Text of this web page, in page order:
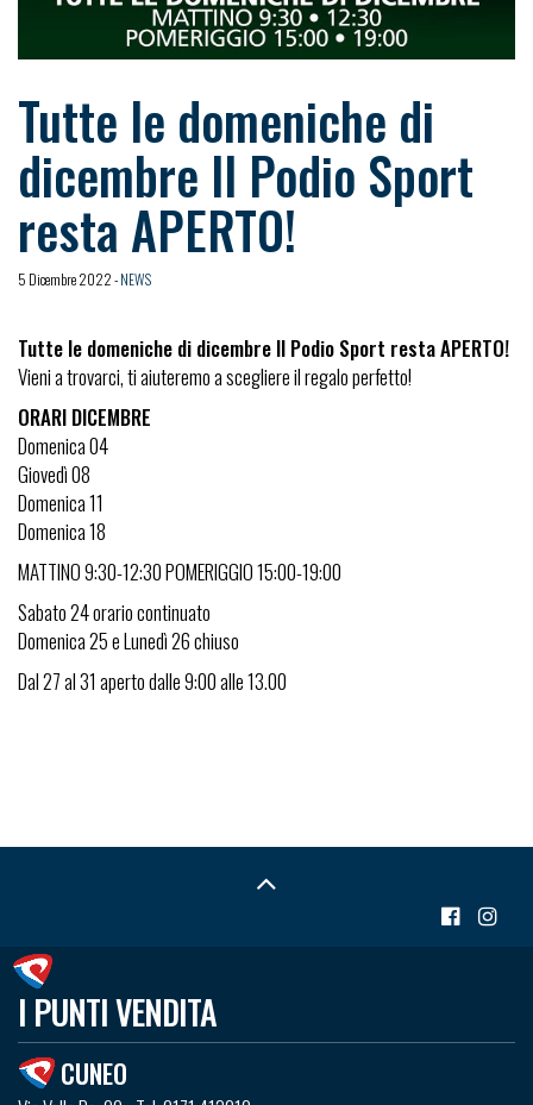
Tutte le domeniche di
dicembre Il Podio Sport
resta APERTO!
5 Dicembre 2022 -NEWS
Tutte le domeniche di dicembre Il Podio Sport resta APERTO!
Vieni a trovarci, ti aiuteremo a scegliere il regalo perfetto!
ORARI DICEMBRE
Domenica 04
Giovedì 08
Domenica 11
Domenica 18
MATTINO 9:30-12:30 POMERIGGIO 15:00-19:00
Sabato 24 orario continuato
Domenica 25 e Lunedì 26 chiuso
Dal 27 al 31 aperto dalle 9:00 alle 13.00
I PUNTI VENDITA
CUNEO